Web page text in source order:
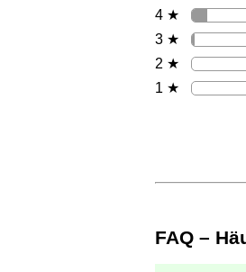
4 ★
3 ★
2 ★
1 ★
FAQ –